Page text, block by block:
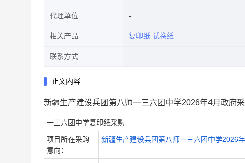
代理单位
相关产品 复印纸 试卷纸
联系方式
正文内容
新疆生产建设兵团第八师一三六团中学2026年4月政府
一三六团中学复印纸采购
项目所在采购
意向：
新疆生产建设兵团第八师一三六团中学2026